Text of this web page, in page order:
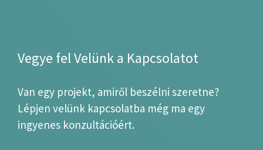
Vegye fel Velünk a Kapcsolatot
Van egy projekt, amiről beszélni szeretne?
Lépjen velünk kapcsolatba még ma egy
ingyenes konzultációért.